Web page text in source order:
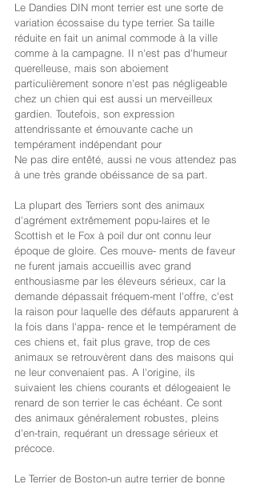
Le Dandies DIN mont terrier est une sorte de
variation écossaise du type terrier. Sa taille
réduite en fait un animal commode à la ville
comme à la campagne. II n'est pas d'humeur
querelleuse, mais son aboiement
particulièrement sonore n'est pas négligeable
chez un chien qui est aussi un merveilleux
gardien. Toutefois, son expression
attendrissante et émouvante cache un
tempérament indépendant pour
Ne pas dire entêté, aussi ne vous attendez pas
à une très grande obéissance de sa part.
La plupart des Terriers sont des animaux
d'agrément extrêmement popu-laires et le
Scottish et le Fox à poil dur ont connu leur
époque de gloire. Ces mouve- ments de faveur
ne furent jamais accueillis avec grand
enthousiasme par les éleveurs sérieux, car la
demande dépassait fréquem-ment l'offre, c'est
la raison pour laquelle des défauts apparurent à
la fois dans l'appa- rence et le tempérament de
ces chiens et, fait plus grave, trop de ces
animaux se retrouvèrent dans des maisons qui
ne leur convenaient pas. A l'origine, ils
suivaient les chiens courants et délogeaient le
renard de son terrier le cas échéant. Ce sont
des animaux généralement robustes, pleins
d'en-train, requérant un dressage sérieux et
précoce.
Le Terrier de Boston-un autre terrier de bonne